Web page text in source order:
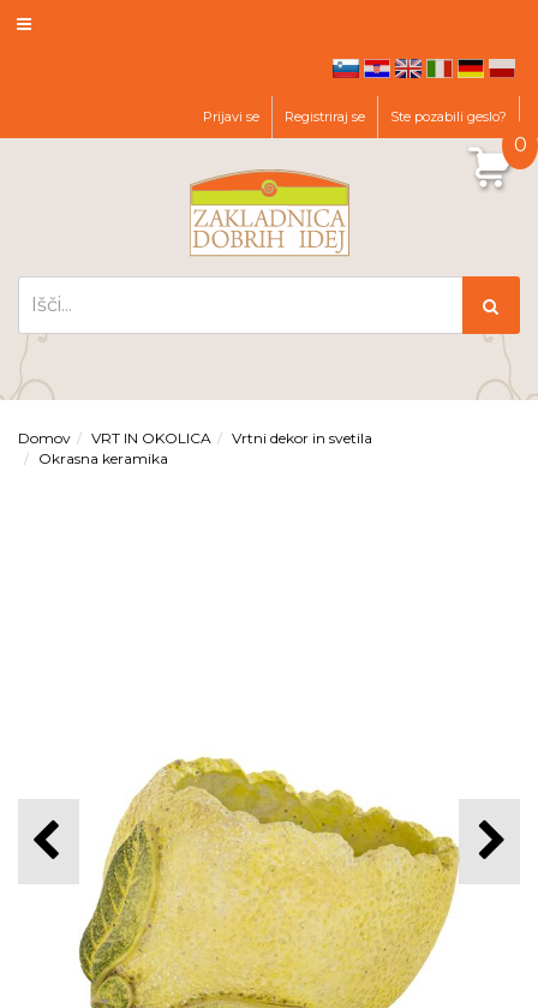
de pl
Prijavi se Registriraj se Ste pozabili geslo?
0
Domov VRT IN OKOLICA
Vrtni dekor in svetila
Okrasna keramika